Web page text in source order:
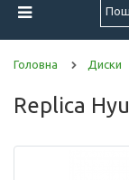
Головна Диски
Replica